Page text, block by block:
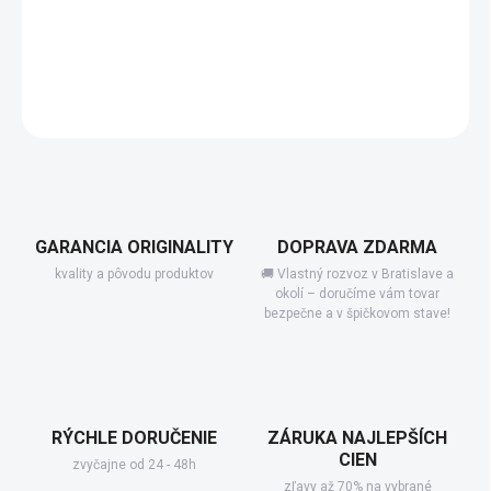
GARANCIA ORIGINALITY
kvality a pôvodu produktov
DOPRAVA ZDARMA
🚚 Vlastný rozvoz v Bratislave a
okolí – doručíme vám tovar
bezpečne a v špičkovom stave!
RÝCHLE DORUČENIE
zvyčajne od 24 - 48h
ZÁRUKA NAJLEPŠÍCH
CIEN
zľavy až 70% na vybrané